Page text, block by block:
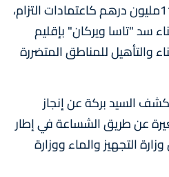
درهم كاعتمـادات أداء و115مليون درهم كاعتمادات التزام،
سد "تاسا ويركان" بإقليم
والتأهيل للمناطق المتضررة
السيد بركة عن إنجاز
عن طريق الشساعة في إطار
التجهيز والماء ووزارة